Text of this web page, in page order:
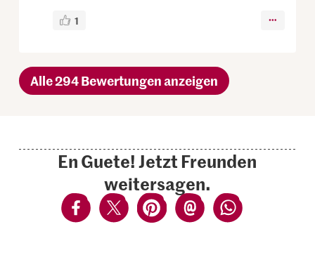
1
Alle 294 Bewertungen anzeigen
En Guete! Jetzt Freunden
weitersagen.